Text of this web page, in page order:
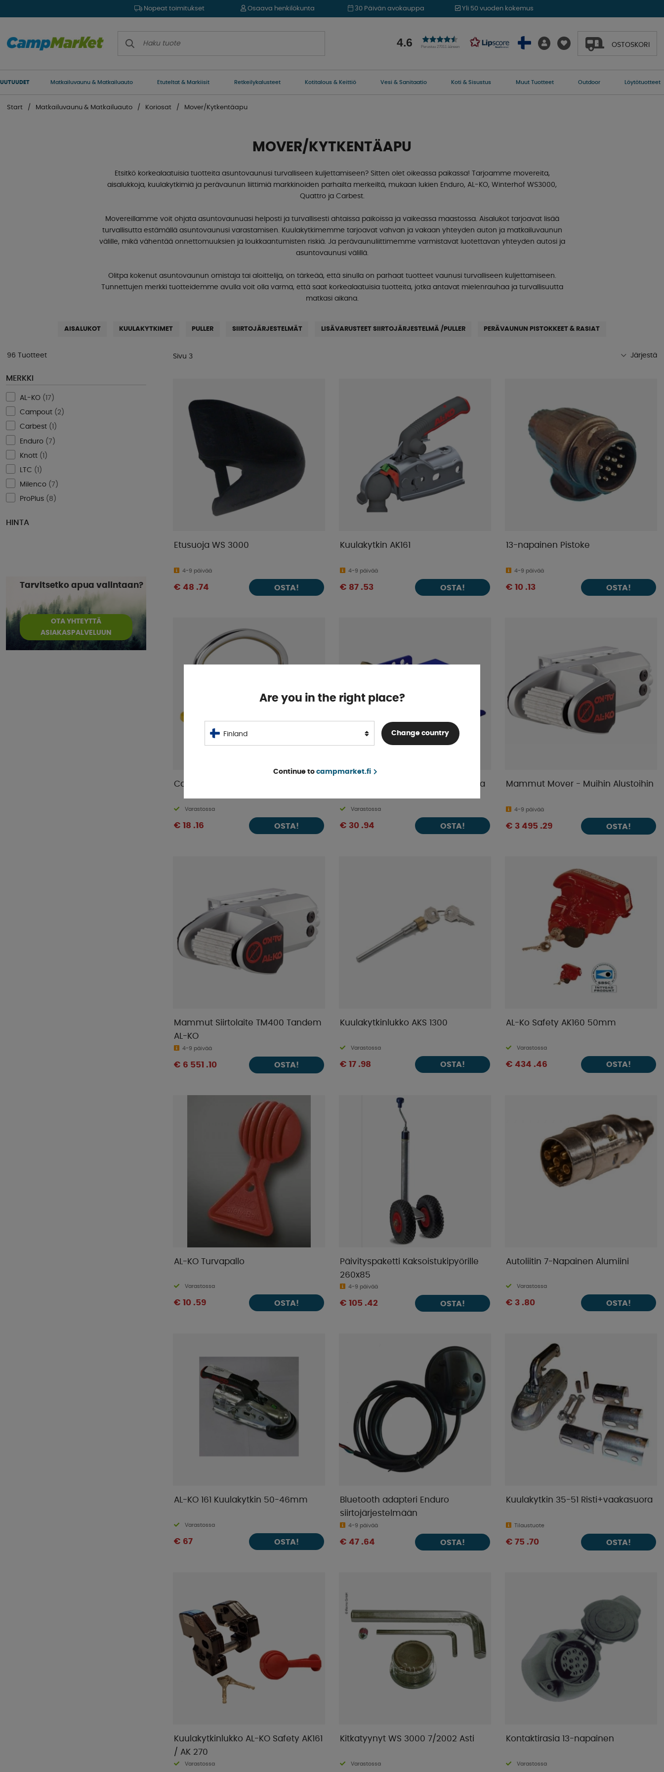
Nopeat toimitukset Osaava henkilökunta 30 Päivän avokauppa Yli 50 vuoden kokemus
4.6 Perustuu 27011 ääneen OSTOSKORI
UUTUUDET Matkailuvaunu & Matkailuauto Etuteltat & Markiisit Retkeilykalusteet Kotitalous & Keittiö Vesi & Sanitaatio Koti & Sisustus Muut Tuotteet Outdoor Löytötuotteet
Start Matkailuvaunu & Matkailuauto Koriosat Mover/Kytkentäapu
MOVER/KYTKENTÄAPU
Etsitkö korkealaatuisia tuotteita asuntovaunusi turvalliseen kuljettamiseen? Sitten olet oikeassa paikassa! Tarjoamme movereita,
aisalukkoja, kuulakytkimiä ja perävaunun liittimiä markkinoiden parhailta merkeiltä, ​​mukaan lukien Enduro, AL-KO, Winterhof WS3000,
Quattro ja Carbest.
Movereillamme voit ohjata asuntovaunuasi helposti ja turvallisesti ahtaissa paikoissa ja vaikeassa maastossa. Aisalukot tarjoavat lisää
turvallisutta estämällä asuntovaunusi varastamisen. Kuulakytkimemme tarjoavat vahvan ja vakaan yhteyden auton ja matkailuvaunun
välille, mikä vähentää onnettomuuksien ja loukkaantumisten riskiä. Ja perävaunuliittimemme varmistavat luotettavan yhteyden autosi ja
asuntovaunusi välillä.
Olitpa kokenut asuntovaunun omistaja tai aloittelija, on tärkeää, että sinulla on parhaat tuotteet vaunusi turvalliseen kuljettamiseen.
Tunnettujen merkki tuotteidemme avulla voit olla varma, että saat korkealaatuisia tuotteita, jotka antavat mielenrauhaa ja turvallisuutta
matkasi aikana.
AISALUKOT KUULAKYTKIMET PULLER SIIRTOJÄRJESTELMÄT LISÄVARUSTEET SIIRTOJÄRJESTELMÄ /PULLER PERÄVAUNUN PISTOKKEET & RASIAT
Järjestä
Nimet Ö-A
Alin hinta
Korkein hinta
Tuotemerkki
Julkistamispäivä
96 Tuotteet
MERKKI
AL-KO ( 17 )
Campout ( 2)
Carbest ( )
Enduro (7 )
Knott (1 )
LTC ( )
Milenco ( 7 )
ProPlus ( 8 )
HINTA
Tarvitsetko apua valintaan?
OTA YHTEYTTÄ
ASIAKASPALVELUUN
Sivu 3
Etusuoja WS 3000
4-9 päivää
€ 48 .74 OSTA!
Kuulakytkin AK161
4-9 päivää
€ 87 .53 OSTA!
13-napainen Pistoke
4-9 päivää
€ 10 .13 OSTA!
Campout Kuulakytkin Lukko UNI200
Varastossa
€ 18 .16 OSTA!
ProPlus Kytkentälukko Riippulukolla
Varastossa
€ 30 .94 OSTA!
Mammut Mover - Muihin Alustoihin
4-9 päivää
€ 3 495 .29 OSTA!
Mammut Siirtolaite TM400 Tandem
AL-KO
4-9 päivää
€ 6 551 .10 OSTA!
Kuulakytkinlukko AKS 1300
Varastossa
€ 17 .98 OSTA!
AL-Ko Safety AK160 50mm
Varastossa
€ 434 .46 OSTA!
AL-KO Turvapallo
Varastossa
€ 10 .59 OSTA!
Päivityspaketti Kaksoistukipyörille
260x85
4-9 päivää
€ 105 .42 OSTA!
Autoliitin 7-Napainen Alumiini
Varastossa
€ 3 .80 OSTA!
AL-KO 161 Kuulakytkin 50-46mm
Varastossa
€ 67 OSTA!
Bluetooth adapteri Enduro
siirtojärjestelmään
4-9 päivää
€ 47 .64 OSTA!
Kuulakytkin 35-51 Risti+vaakasuora
Tilaustuote
€ 75 .70 OSTA!
Kuulakytkinlukko AL-KO Safety AK161
/ AK 270
Varastossa
Kitkatyynyt WS 3000 7/2002 Asti
Varastossa
Kontaktirasia 13-napainen
Varastossa
Are you in the right place?
Finland Change country
Continue to campmarket.fi